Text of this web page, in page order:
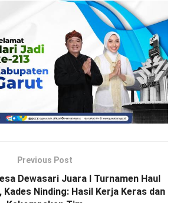
Previous Post
Dewasari Juara I Turnamen Haul
Kades Ninding: Hasil Kerja Keras dan